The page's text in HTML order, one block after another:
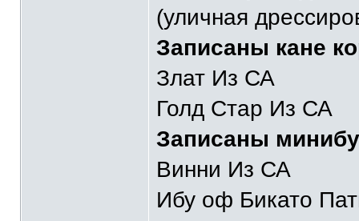
(уличная
Записаны кане
Злат Из СА
Голд Стар Из СА
Записаны
Винни Из СА
Ибу оф Бикато